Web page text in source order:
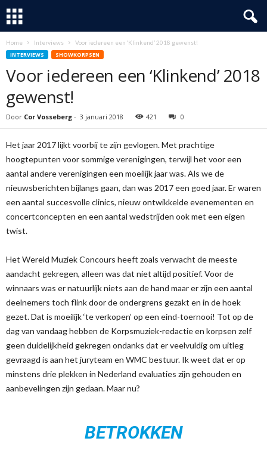
Home Interviews Voor iedereen een ‘Klinkend’ 2018 gewenst!
INTERVIEWS SHOWKORPSEN
Voor iedereen een ‘Klinkend’ 2018
gewenst!
Door Cor Vosseberg - 3 januari 2018 421 0
Het jaar 2017 lijkt voorbij te zijn gevlogen. Met prachtige
hoogtepunten voor sommige verenigingen, terwijl het voor een
aantal andere verenigingen een moeilijk jaar was. Als we de
nieuwsberichten bijlangs gaan, dan was 2017 een goed jaar. Er waren
een aantal succesvolle clinics, nieuw ontwikkelde evenementen en
concertconcepten en een aantal wedstrijden ook met een eigen
twist.
Het Wereld Muziek Concours heeft zoals verwacht de meeste
aandacht gekregen, alleen was dat niet altijd positief. Voor de
winnaars was er natuurlijk niets aan de hand maar er zijn een aantal
deelnemers toch flink door de ondergrens gezakt en in de hoek
gezet. Dat is moeilijk ‘te verkopen’ op een eind-toernooi! Tot op de
dag van vandaag hebben de Korpsmuziek-redactie en korpsen zelf
geen duidelijkheid gekregen ondanks dat er veelvuldig om uitleg
gevraagd is aan het juryteam en WMC bestuur. Ik weet dat er op
minstens drie plekken in Nederland evaluaties zijn gehouden en
aanbevelingen zijn gedaan. Maar nu?
BETROKKEN